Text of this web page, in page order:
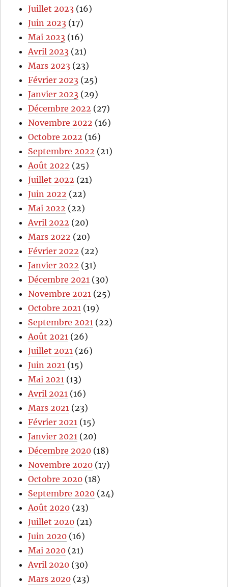
Juillet 2023 (16)
Juin 2023 (17)
Mai 2023 (16)
Avril 2023 (21)
Mars 2023 (23)
Février 2023 (25)
Janvier 2023 (29)
Décembre 2022 (27)
Novembre 2022 (16)
Octobre 2022 (16)
Septembre 2022 (21)
Août 2022 (25)
Juillet 2022 (21)
Juin 2022 (22)
Mai 2022 (22)
Avril 2022 (20)
Mars 2022 (20)
Février 2022 (22)
Janvier 2022 (31)
Décembre 2021 (30)
Novembre 2021 (25)
Octobre 2021 (19)
Septembre 2021 (22)
Août 2021 (26)
Juillet 2021 (26)
Juin 2021 (15)
Mai 2021 (13)
Avril 2021 (16)
Mars 2021 (23)
Février 2021 (15)
Janvier 2021 (20)
Décembre 2020 (18)
Novembre 2020 (17)
Octobre 2020 (18)
Septembre 2020 (24)
Août 2020 (23)
Juillet 2020 (21)
Juin 2020 (16)
Mai 2020 (21)
Avril 2020 (30)
Mars 2020 (23)